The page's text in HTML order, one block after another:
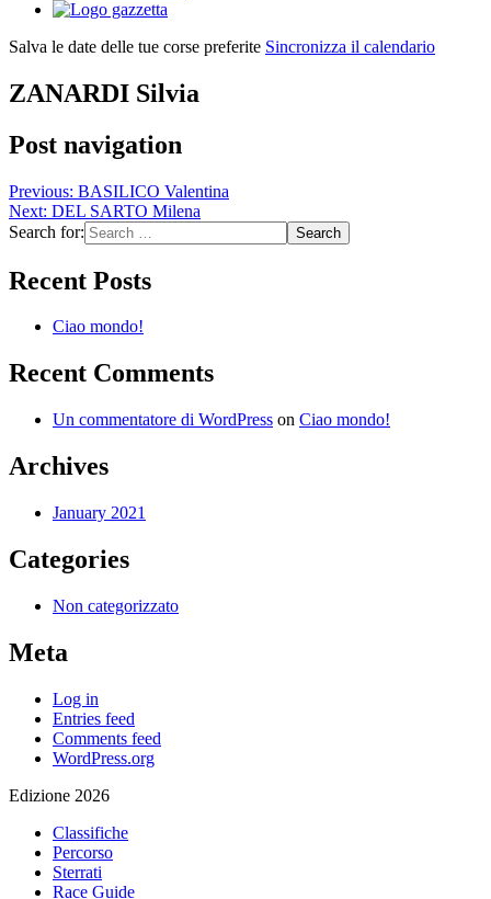
Salva le date delle tue corse preferite Sincronizza il calendario
ZANARDI Silvia
Post navigation
Previous: BASILICO Valentina
Next: DEL SARTO Milena
Search for:
Recent Posts
Ciao mondo!
Recent Comments
Un commentatore di WordPress on Ciao mondo!
Archives
January 2021
Categories
Non categorizzato
Meta
Log in
Entries feed
Comments feed
WordPress.org
Edizione 2026
Classifiche
Percorso
Sterrati
Race Guide